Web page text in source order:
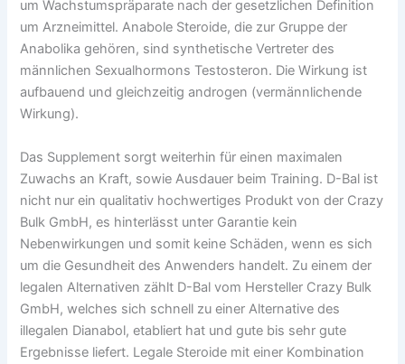
um Wachstumspräparate nach der gesetzlichen Definition
um Arzneimittel. Anabole Steroide, die zur Gruppe der
Anabolika gehören, sind synthetische Vertreter des
männlichen Sexualhormons Testosteron. Die Wirkung ist
aufbauend und gleichzeitig androgen (vermännlichende
Wirkung).
Das Supplement sorgt weiterhin für einen maximalen
Zuwachs an Kraft, sowie Ausdauer beim Training. D-Bal ist
nicht nur ein qualitativ hochwertiges Produkt von der Crazy
Bulk GmbH, es hinterlässt unter Garantie kein
Nebenwirkungen und somit keine Schäden, wenn es sich
um die Gesundheit des Anwenders handelt. Zu einem der
legalen Alternativen zählt D-Bal vom Hersteller Crazy Bulk
GmbH, welches sich schnell zu einer Alternative des
illegalen Dianabol, etabliert hat und gute bis sehr gute
Ergebnisse liefert. Legale Steroide mit einer Kombination